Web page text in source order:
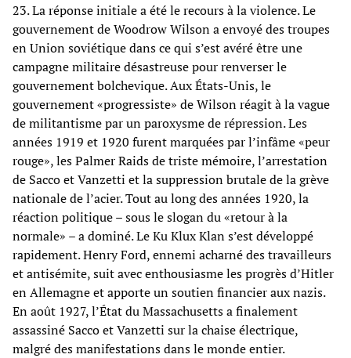
23. La réponse initiale a été le recours à la violence. Le
gouvernement de Woodrow Wilson a envoyé des troupes
en Union soviétique dans ce qui s’est avéré être une
campagne militaire désastreuse pour renverser le
gouvernement bolchevique. Aux États-Unis, le
gouvernement «progressiste» de Wilson réagit à la vague
de militantisme par un paroxysme de répression. Les
années 1919 et 1920 furent marquées par l’infâme «peur
rouge», les Palmer Raids de triste mémoire, l’arrestation
de Sacco et Vanzetti et la suppression brutale de la grève
nationale de l’acier. Tout au long des années 1920, la
réaction politique – sous le slogan du «retour à la
normale» – a dominé. Le Ku Klux Klan s’est développé
rapidement. Henry Ford, ennemi acharné des travailleurs
et antisémite, suit avec enthousiasme les progrès d’Hitler
en Allemagne et apporte un soutien financier aux nazis.
En août 1927, l’État du Massachusetts a finalement
assassiné Sacco et Vanzetti sur la chaise électrique,
malgré des manifestations dans le monde entier.